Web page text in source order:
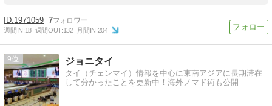
1971059 7
週間IN:18 週間OUT:132 月間IN:204
9 ジョニタイ
タイ（チェンマイ）情報を中心に東南アジアに長期滞在
して分かったことを更新中！海外ノマド術も公開